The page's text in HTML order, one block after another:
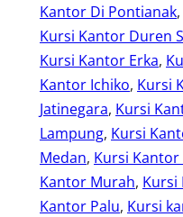
Kantor Di Pontianak,
Kursi Kantor Duren
Kursi Kantor Erka,
Kantor Ichiko, Kursi
Jatinegara, Kursi
Lampung, Kursi
Medan, Kursi
Kantor Murah, Kursi
Kantor Palu, Kursi